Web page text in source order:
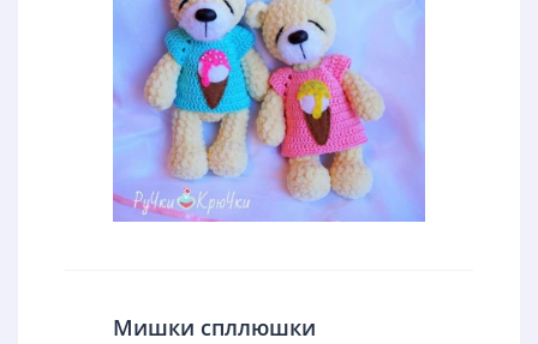
Мишки спллюшки